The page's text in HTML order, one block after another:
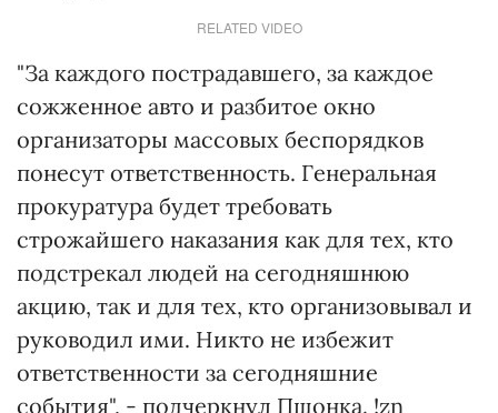
RELATED VIDEO
"За каждого пострадавшего, за каждое
сожженное авто и разбитое окно
организаторы массовых беспорядков
понесут ответственность. Генеральная
прокуратура будет требовать
строжайшего наказания как для тех, кто
подстрекал людей на сегодняшнюю
акцию, так и для тех, кто организовывал и
руководил ими. Никто не избежит
ответственности за сегодняшние
события", - подчеркнул Пшонка. !zn